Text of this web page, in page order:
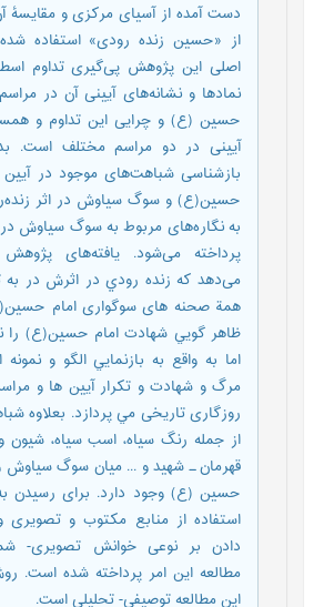
دست آمده از آسیای مرکزی و مقایسۀ
از «حسین زنده رودی» استفاده
اصلی این پژوهش پی‌گیری تداوم
نماد‌ها و نشانه‌های آیینی آن در
حسین (ع) و چرایی این تداوم و
آیینی در دو مراسم مختلف است.
بازشناسی شباهت‌های موجود در آیین
حسین(ع) و سوگ سیاوش در اثر
به نگاره‌های مربوط به سوگ سیاوش
پرداخته می‌شود. یافته‌های
می‌دهد که زنده رودي در اثرش در به
همة صحنه های سوگواری امام
ظاهر گويي شهادت امام حسين(ع) را
اما به واقع به بازنمايي الگو و نمونه
مرگ و شهادت و تکرار آيين ها و
روزگاری تاریخی مي پردازد. بعلاوه
از جمله رنگ سیاه، اسب سیاه، شیون و
قهرمان ـ شهید و ... میان سوگ سیاوش و
حسین (ع) وجود دارد. برای رسیدن به
استفاده از منابع مکتوب و تصویری و
دادن بر نوعی خوانش تصویری-
مطالعه این امر پرداخته‌ شده است.
این مطالعه توصیفی- تحلیلی است.